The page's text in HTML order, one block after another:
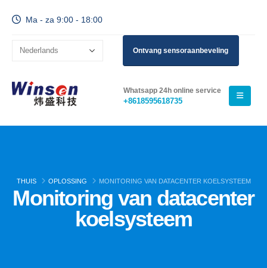
Ma - za 9:00 - 18:00
Ontvang sensoraanbeveling
Whatsapp 24h online service
+8618595618735
THUIS OPLOSSING MONITORING VAN DATACENTER KOELSYSTEEM
Monitoring van datacenter
koelsysteem